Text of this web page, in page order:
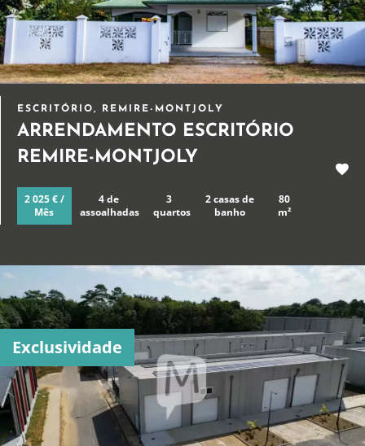
ESCRITÓRIO, REMIRE-MONTJOLY
ARRENDAMENTO ESCRITÓRIO
REMIRE-MONTJOLY
2 025 € /
Mês
4 de
assoalhadas
3
quartos
2 casas de
banho
80
m²
Exclusividade